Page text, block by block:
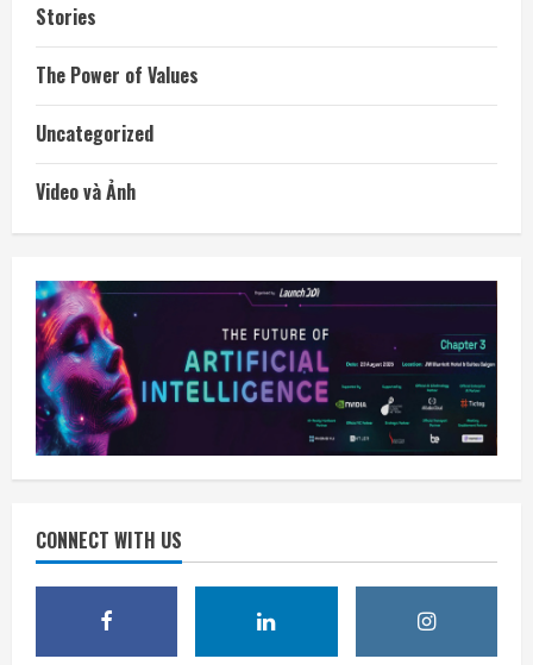
Stories
The Power of Values
Uncategorized
Video và Ảnh
CONNECT WITH US